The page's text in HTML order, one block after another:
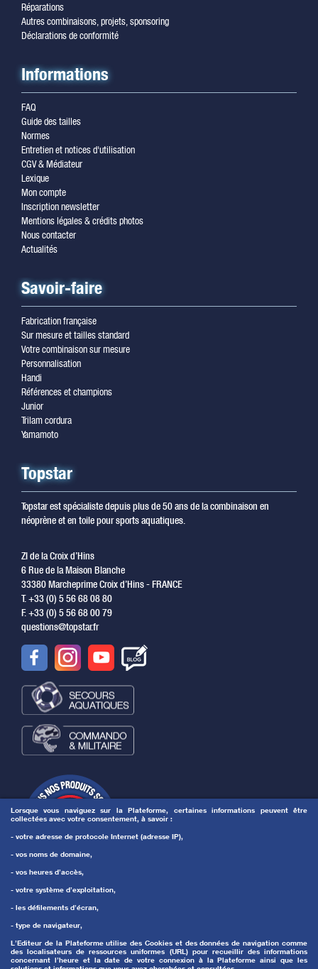
Lorsque vous naviguez sur la Plateforme, certaines informations peuvent être
collectées avec votre consentement, à savoir :
- votre adresse de protocole Internet (adresse IP),
- vos noms de domaine,
- vos heures d’accès,
- votre système d’exploitation,
- les défilements d’écran,
- type de navigateur,
L’Editeur de la Plateforme utilise des Cookies et des données de navigation comme
des localisateurs de ressources uniformes (URL) pour recueillir des informations
concernant l’heure et la date de votre connexion à la Plateforme ainsi que les
Réparations
Autres combinaisons, projets, sponsoring
Déclarations de conformité
Informations
FAQ
Guide des tailles
Normes
Entretien et notices d'utilisation
CGV & Médiateur
Lexique
Mon compte
Inscription newsletter
Mentions légales & crédits photos
Nous contacter
Actualités
Savoir-faire
Fabrication française
Sur mesure et tailles standard
Votre combinaison sur mesure
Personnalisation
Handi
Références et champions
Junior
Trilam cordura
Yamamoto
Topstar
Topstar est spécialiste depuis plus de 50 ans de la combinaison en
néoprène et en toile pour sports aquatiques.
ZI de la Croix d’Hins
6 Rue de la Maison Blanche
33380 Marcheprime Croix d’Hins - FRANCE
T. +33 (0) 5 56 68 08 80
F. +33 (0) 5 56 68 00 79
questions@topstar.fr